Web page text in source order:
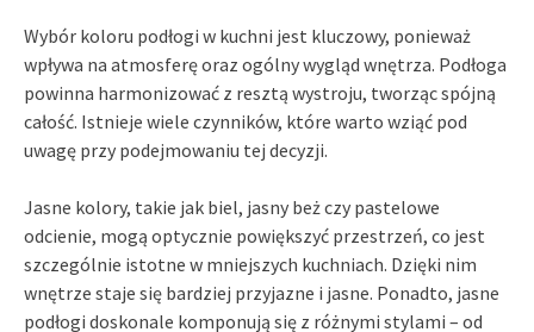
Wybór koloru podłogi w kuchni jest kluczowy, ponieważ
wpływa na atmosferę oraz ogólny wygląd wnętrza. Podłoga
powinna harmonizować z resztą wystroju, tworząc spójną
całość. Istnieje wiele czynników, które warto wziąć pod
uwagę przy podejmowaniu tej decyzji.
Jasne kolory, takie jak biel, jasny beż czy pastelowe
odcienie, mogą optycznie powiększyć przestrzeń, co jest
szczególnie istotne w mniejszych kuchniach. Dzięki nim
wnętrze staje się bardziej przyjazne i jasne. Ponadto, jasne
podłogi doskonale komponują się z różnymi stylami – od